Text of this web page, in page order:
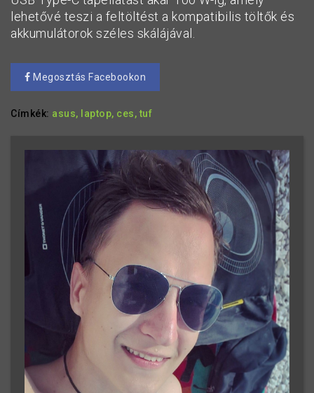
lehetővé teszi a feltöltést a kompatibilis töltők és
akkumulátorok széles skálájával.
Megosztás Facebookon
Címkék: asus, laptop, ces, tuf